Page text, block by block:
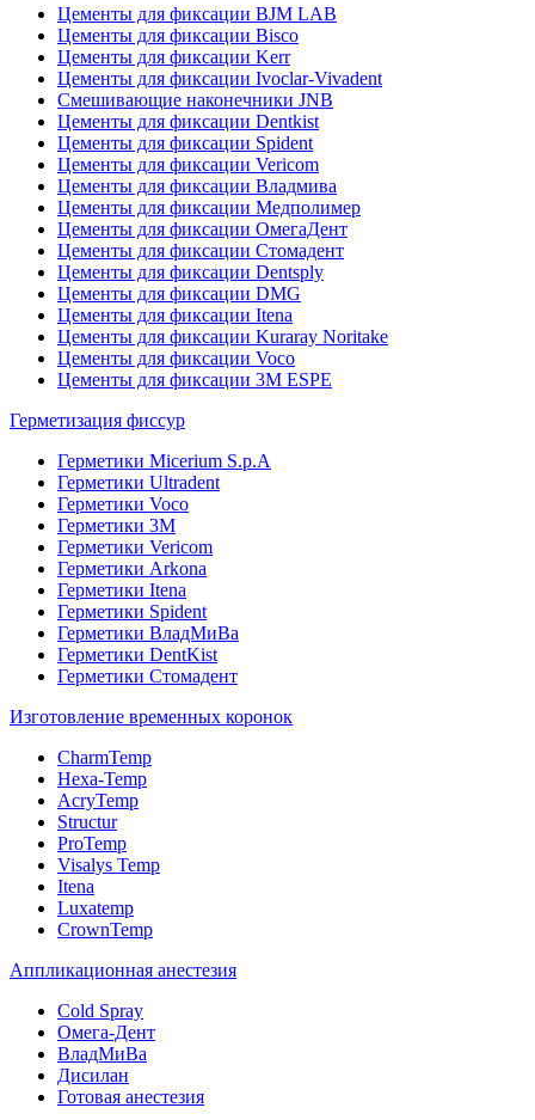
Цементы для фиксации BJM LAB
Цементы для фиксации Bisco
Цементы для фиксации Kerr
Цементы для фиксации Ivoclar-Vivadent
Смешивающие наконечники JNB
Цементы для фиксации Dentkist
Цементы для фиксации Spident
Цементы для фиксации Vericom
Цементы для фиксации Владмива
Цементы для фиксации Медполимер
Цементы для фиксации ОмегаДент
Цементы для фиксации Стомадент
Цементы для фиксации Dentsply
Цементы для фиксации DMG
Цементы для фиксации Itena
Цементы для фиксации Kuraray Noritake
Цементы для фиксации Voco
Цементы для фиксации 3M ESPE
Герметизация фиссур
Герметики Micerium S.p.A
Герметики Ultradent
Герметики Voco
Герметики 3M
Герметики Vericom
Герметики Arkona
Герметики Itena
Герметики Spident
Герметики ВладМиВа
Герметики DentKist
Герметики Стомадент
Изготовление временных коронок
CharmTemp
Hexa-Temp
AcryTemp
Structur
ProTemp
Visalys Temp
Itena
Luxatemp
CrownTemp
Аппликационная анестезия
Cold Spray
Омега-Дент
ВладМиВа
Дисилан
Готовая анестезия